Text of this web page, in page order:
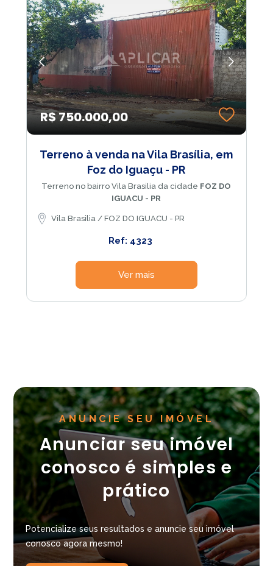
R$ 750.000,00
Terreno à venda na Vila Brasília, em
Foz do Iguaçu - PR
Terreno no bairro Vila Brasilia da cidade FOZ DO
IGUACU - PR
Vila Brasilia / FOZ DO IGUACU - PR
Ref: 4323
Ver mais
ANUNCIE SEU IMÓVEL
Anunciar seu imóvel
conosco é simples e
prático
Potencialize seus resultados e anuncie seu imóvel
conosco agora mesmo!